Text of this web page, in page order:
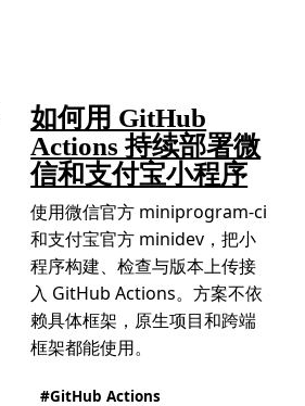
如何用 GitHub
Actions 持续部署微
信和支付宝小程序
使用微信官方 miniprogram-ci
和支付宝官方 minidev，把小
程序构建、检查与版本上传接
入 GitHub Actions。方案不依
赖具体框架，原生项目和跨端
框架都能使用。
GitHub Actions